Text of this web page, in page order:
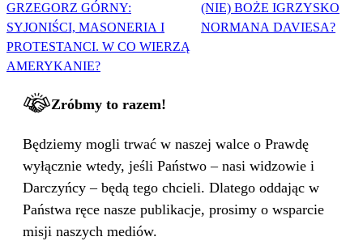
GRZEGORZ GÓRNY:
SYJONIŚCI, MASONERIA I
PROTESTANCI. W CO WIERZĄ
AMERYKANIE?
(NIE) BOŻE IGRZYSKO
NORMANA DAVIESA?
Zróbmy to razem!
Będziemy mogli trwać w naszej walce o Prawdę
wyłącznie wtedy, jeśli Państwo – nasi widzowie i
Darczyńcy – będą tego chcieli. Dlatego oddając w
Państwa ręce nasze publikacje, prosimy o wsparcie
misji naszych mediów.